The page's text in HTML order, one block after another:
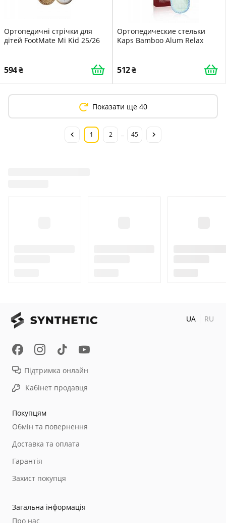
Ортопедичні стрічки для
дітей FootMate Mi Kid 25/26
594
Ортопедические стельки
Kaps Bamboo Alum Relax
512
Показати ще 40
1 2 45
Покупцям
Обмін та повернення
Доставка та оплата
Гарантія
Захист покупця
Загальна інформація
Про нас
Підтримка онлайн
Кабінет продавця
UA RU